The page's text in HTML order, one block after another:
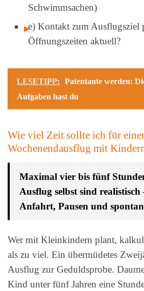
Schwimmsachen)
e) Kontakt zum Ausflugsziel
Öffnungszeiten aktuell?
LESETIPP:
Patentante werden:
Aufgaben hast du
Wie viel Zeit sollte ich für
Wochenendausflug mit
Maximal vier bis fünf
Ausflug selbst sind
Anfahrt, Pausen und
Wer mit Kleinkindern plant,
als zu viel. Ein übermüdetes
Ausflug zur Geduldsprobe.
Kind unter fünf Jahren eine